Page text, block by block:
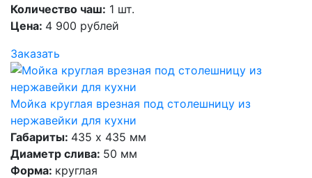
Количество чаш: 1 шт.
Цена: 4 900 рублей
Заказать
Мойка круглая врезная под столешницу из
нержавейки для кухни
Габариты: 435 х 435 мм
Диаметр слива: 50 мм
Форма: круглая